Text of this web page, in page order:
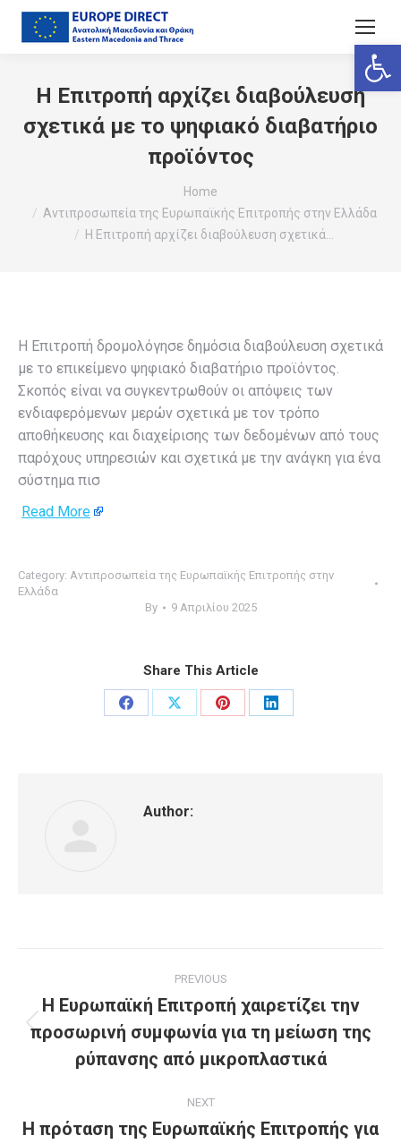
Η Επιτροπή αρχίζει διαβούλευση
σχετικά με το ψηφιακό διαβατήριο
προϊόντος
Home
Αντιπροσωπεία της Ευρωπαϊκής Επιτροπής στην Ελλάδα
Η Επιτροπή αρχίζει διαβούλευση σχετικά…
Η Επιτροπή δρομολόγησε δημόσια διαβούλευση σχετικά
με το επικείμενο ψηφιακό διαβατήριο προϊόντος.
Σκοπός είναι να συγκεντρωθούν οι απόψεις των
ενδιαφερόμενων μερών σχετικά με τον τρόπο
αποθήκευσης και διαχείρισης των δεδομένων από τους
παρόχους υπηρεσιών και σχετικά με την ανάγκη για ένα
σύστημα πισ
Read More
Category: Αντιπροσωπεία της Ευρωπαϊκής Επιτροπής στην
Ελλάδα
By
9 Απριλίου 2025
Share This Article
Share
Share
Share
Share
Author:
navigation
PREVIOUS
Previous
post:
Η Ευρωπαϊκή Επιτροπή χαιρετίζει την
προσωρινή συμφωνία για τη μείωση της
ρύπανσης από μικροπλαστικά
NEXT
Η πρόταση της Ευρωπαϊκής Επιτροπής για